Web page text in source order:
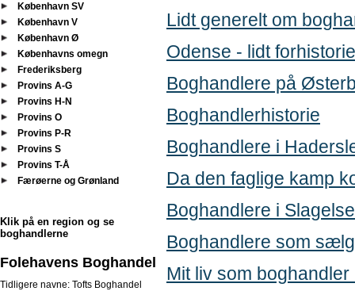
København SV
København V
København Ø
Københavns omegn
Frederiksberg
Provins A-G
Provins H-N
Provins O
Provins P-R
Provins S
Provins T-Å
Færøerne og Grønland
Klik på en region og se
boghandlerne
Folehavens Boghandel
Tidligere navne: Tofts Boghandel
Lidt generelt om
Odense - lidt
Boghandlere på
Boghandlerhistorie
Boghandlere i
Da den faglige kamp
Boghandlere i Slagelse
Boghandlere som
Mit liv som